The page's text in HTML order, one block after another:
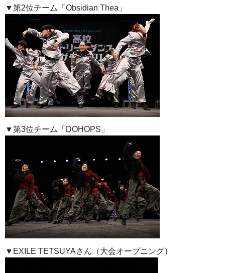
▼第2位チーム「Obsidian Thea」
▼第3位チーム「DOHOPS」
▼EXILE TETSUYAさん（大会オープニング）